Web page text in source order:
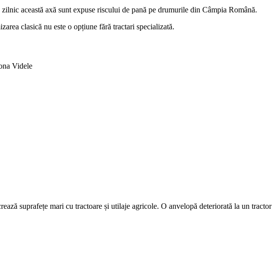
această axă sunt expuse riscului de pană pe drumurile din Câmpia Română.
clasică nu este o opțiune fără tractari specializată.
Videle
suprafețe mari cu tractoare și utilaje agricole. O anvelopă deteriorată la un tractor